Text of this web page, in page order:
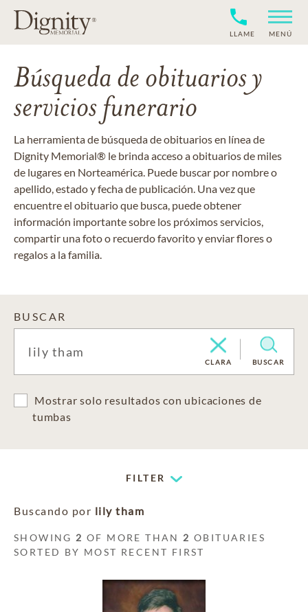
LLAME MENÚ
Búsqueda de obituarios y
servicios funerario
La herramienta de búsqueda de obituarios en línea de
Dignity Memorial® le brinda acceso a obituarios de miles
de lugares en Norteamérica. Puede buscar por nombre o
apellido, estado y fecha de publicación. Una vez que
encuentre el obituario que busca, puede obtener
información importante sobre los próximos servicios,
compartir una foto o recuerdo favorito y enviar flores o
regalos a la familia.
BUSCAR
CLARA BUSCAR
Mostrar solo resultados con ubicaciones de
tumbas
FILTER
Buscando por lily tham
SHOWING 2 OF MORE THAN 2 OBITUARIES
SORTED BY MOST RECENT FIRST